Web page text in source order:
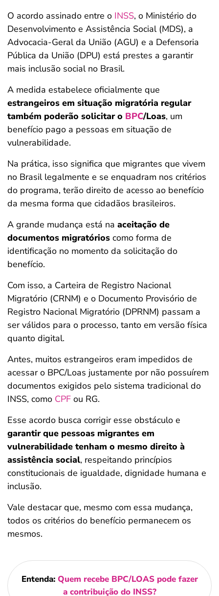
O acordo assinado entre o INSS, o Ministério do
Desenvolvimento e Assistência Social (MDS), a
Advocacia-Geral da União (AGU) e a Defensoria
Pública da União (DPU) está prestes a garantir
mais inclusão social no Brasil.
A medida estabelece oficialmente que
estrangeiros em situação migratória regular
também poderão solicitar o BPC/Loas, um
benefício pago a pessoas em situação de
vulnerabilidade.
Na prática, isso significa que migrantes que vivem
no Brasil legalmente e se enquadram nos critérios
do programa, terão direito de acesso ao benefício
da mesma forma que cidadãos brasileiros.
A grande mudança está na aceitação de
documentos migratórios como forma de
identificação no momento da solicitação do
benefício.
Com isso, a Carteira de Registro Nacional
Migratório (CRNM) e o Documento Provisório de
Registro Nacional Migratório (DPRNM) passam a
ser válidos para o processo, tanto em versão física
quanto digital.
Antes, muitos estrangeiros eram impedidos de
acessar o BPC/Loas justamente por não possuírem
documentos exigidos pelo sistema tradicional do
INSS, como CPF ou RG.
Esse acordo busca corrigir esse obstáculo e
garantir que pessoas migrantes em
vulnerabilidade tenham o mesmo direito à
assistência social, respeitando princípios
constitucionais de igualdade, dignidade humana e
inclusão.
Vale destacar que, mesmo com essa mudança,
todos os critérios do benefício permanecem os
mesmos.
Entenda: Quem recebe BPC/LOAS pode fazer
a contribuição do INSS?